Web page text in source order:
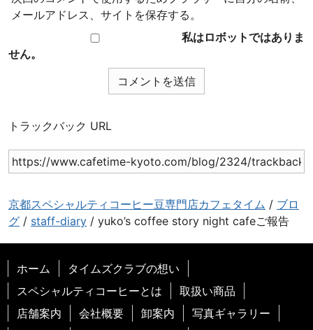
メールアドレス、サイトを保存する。
私はロボットではありま
せん。
トラックバック URL
京都スペシャルティコーヒー豆専門店カフェタイム / ブロ
グ / staff-diary / yuko’s coffee story night cafeご報告
ホーム
タイムズクラブの想い
スペシャルティコーヒーとは
取扱い商品
店舗案内
会社概要 卸案内
写真ギャラリー